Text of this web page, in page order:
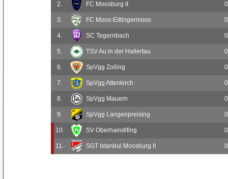
2. FC Moosburg II 0
3. FC Moos-Eittingermoos 0
4. SC Tegernbach 0
5. TSV Au in der Hallertau 0
6. SpVgg Zolling 0
7. SpVgg Attenkirch 0
8. SpVgg Mauern 0
9. SpVgg Langenpreising 0
10. SV Oberhaindlfing 0
11. SGT Istanbul Moosburg II 0